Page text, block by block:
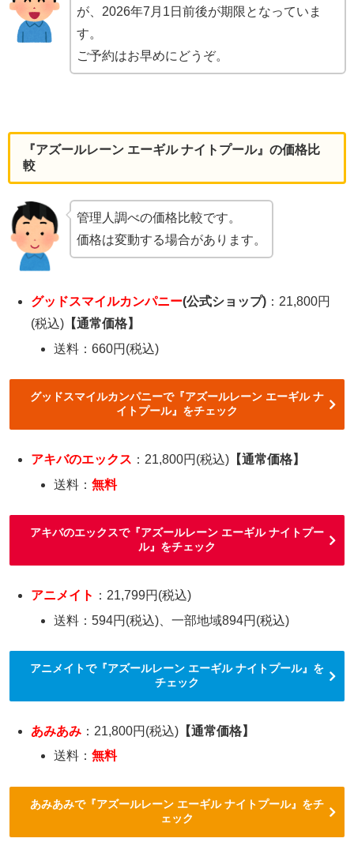
が、2026年7月1日前後が期限となっていま
す。
ご予約はお早めにどうぞ。
『アズールレーン エーギル ナイトプール』の価格比
較
管理人調べの価格比較です。
価格は変動する場合があります。
グッドスマイルカンパニー(公式ショップ) ：21,800円
(税込) 【通常価格】
送料：660円(税込)
グッドスマイルカンパニーで『アズールレーン エーギル ナ
イトプール』をチェック
アキバのエックス ：21,800円(税込) 【通常価格】
送料：無料
アキバのエックスで『アズールレーン エーギル ナイトプー
ル』をチェック
アニメイト ：21,799円(税込)
送料：594円(税込)、一部地域894円(税込)
アニメイトで『アズールレーン エーギル ナイトプール』を
チェック
あみあみ ：21,800円(税込) 【通常価格】
送料：無料
あみあみで『アズールレーン エーギル ナイトプール』をチ
ェック